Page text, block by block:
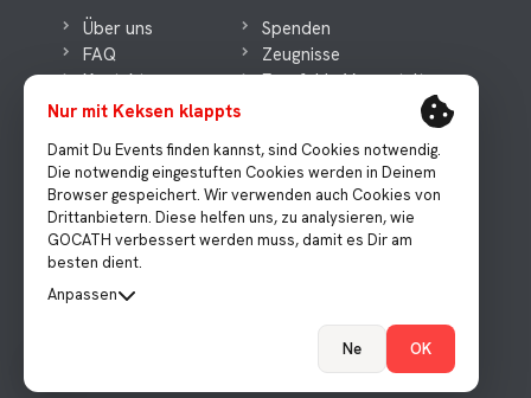
Über uns
FAQ
Kontakt
Spenden
Zeugnisse
Empfehle Veranstaltungen
WICHTIGES
Datenschutz
Impressum
MEDIEN
Presse
Instagram
Facebook
Katholische Veranstaltungen
Cookie-Einstellungen
Nur mit Keksen klappts
Damit Du Events finden kannst, sind Cookies notwendig.
Die notwendig eingestuften Cookies werden in Deinem
Browser gespeichert. Wir verwenden auch Cookies von
Drittanbietern. Diese helfen uns, zu analysieren, wie
GOCATH verbessert werden muss, damit es Dir am
besten dient.
Anpassen
Wird verwendet um die Consent Einstellung
Immer an
Ne OK